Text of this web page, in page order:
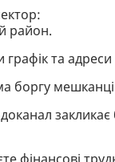
район.
графік та
боргу